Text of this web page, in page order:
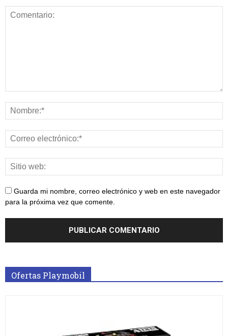
Guarda mi nombre, correo electrónico y web en este navegador
para la próxima vez que comente.
Ofertas Playmobil